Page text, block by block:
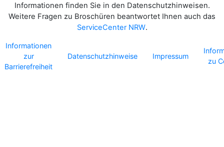
Informationen finden Sie in den Datenschutzhinweisen.
Weitere Fragen zu Broschüren beantwortet Ihnen auch das
ServiceCenter NRW.
Informationen
zur
Barrierefreiheit
Datenschutzhinweise Impressum
zu